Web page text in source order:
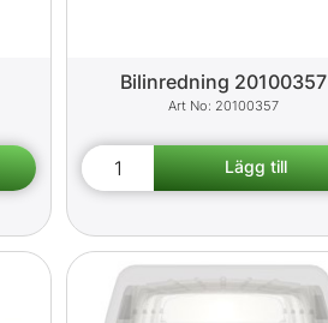
Bilinredning 20100357
20100357